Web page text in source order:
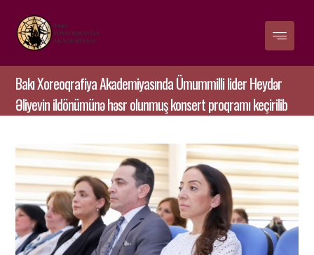
Bakı Xoreoqrafiya Akademiyasında Ümummilli lider Heydər
Əliyevin ildönümünə həsr olunmuş konsert proqramı keçirilib